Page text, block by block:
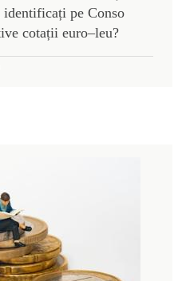
pe Conso
cotații euro–leu?